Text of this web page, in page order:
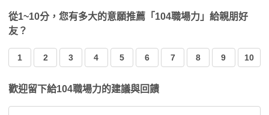
從1~10分，您有多大的意願推薦「104職場力」給親朋好
友？
1 2 3 4 5 6 7 8 9 10
歡迎留下給104職場力的建議與回饋